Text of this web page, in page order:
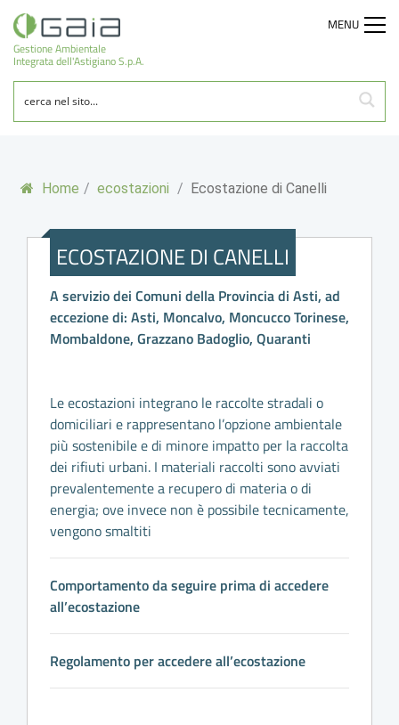
Gestione Ambientale
Integrata dell'Astigiano S.p.A.
MENU
Home / ecostazioni / Ecostazione di Canelli
ECOSTAZIONE DI CANELLI
A servizio dei Comuni della Provincia di Asti, ad
eccezione di: Asti, Moncalvo, Moncucco Torinese,
Mombaldone, Grazzano Badoglio, Quaranti
Le ecostazioni integrano le raccolte stradali o
domiciliari e rappresentano l’opzione ambientale
più sostenibile e di minore impatto per la raccolta
dei rifiuti urbani. I materiali raccolti sono avviati
prevalentemente a recupero di materia o di
energia; ove invece non è possibile tecnicamente,
vengono smaltiti
Comportamento da seguire prima di accedere
all’ecostazione
Regolamento per accedere all’ecostazione